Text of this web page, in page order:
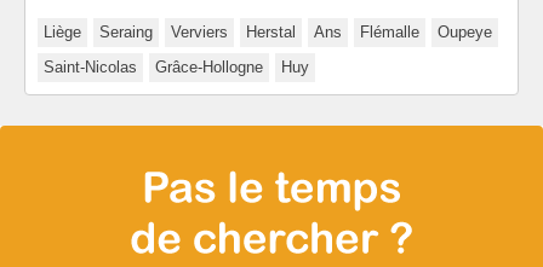
Liège Seraing Verviers Herstal Ans Flémalle
Oupeye
Saint-Nicolas
Grâce-Hollogne Huy